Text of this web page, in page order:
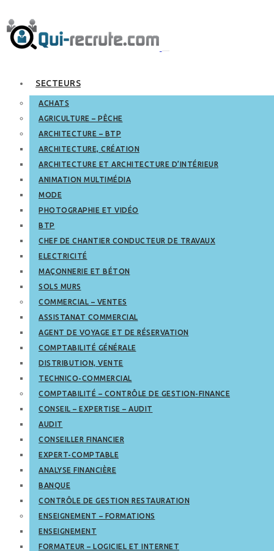
SECTEURS
ACHATS
AGRICULTURE – PÊCHE
ARCHITECTURE – BTP
ARCHITECTURE, CRÉATION
ARCHITECTURE ET ARCHITECTURE D’INTÉRIEUR
ANIMATION MULTIMÉDIA
MODE
PHOTOGRAPHIE ET VIDÉO
BTP
CHEF DE CHANTIER CONDUCTEUR DE TRAVAUX
ELECTRICITÉ
MAÇONNERIE ET BÉTON
SOLS MURS
COMMERCIAL – VENTES
ASSISTANAT COMMERCIAL
AGENT DE VOYAGE ET DE RÉSERVATION
COMPTABILITÉ GÉNÉRALE
DISTRIBUTION, VENTE
TECHNICO-COMMERCIAL
COMPTABILITÉ – CONTRÔLE DE GESTION-FINANCE
CONSEIL – EXPERTISE – AUDIT
AUDIT
CONSEILLER FINANCIER
EXPERT-COMPTABLE
ANALYSE FINANCIÈRE
BANQUE
CONTRÔLE DE GESTION RESTAURATION
ENSEIGNEMENT – FORMATIONS
ENSEIGNEMENT
FORMATEUR – LOGICIEL ET INTERNET